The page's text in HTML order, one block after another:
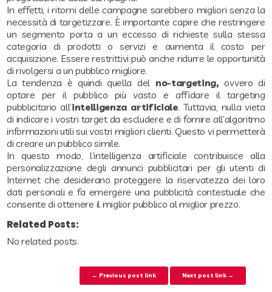
In effetti, i ritorni delle campagne sarebbero migliori senza la
necessità di targetizzare. È importante capire che restringere
un segmento porta a un eccesso di richieste sulla stessa
categoria di prodotti o servizi e aumenta il costo per
acquisizione. Essere restrittivi può anche ridurre le opportunità
di rivolgersi a un pubblico migliore.
La tendenza è quindi quella del no-targeting, ovvero di
optare per il pubblico più vasto e affidare il targeting
pubblicitario all’intelligenza artificiale. Tuttavia, nulla vieta
di indicare i vostri target da escludere e di fornire all’algoritmo
informazioni utili sui vostri migliori clienti. Questo vi permetterà
di creare un pubblico simile.
In questo modo, l’intelligenza artificiale contribuisce alla
personalizzazione degli annunci pubblicitari per gli utenti di
Internet che desiderano proteggere la riservatezza dei loro
dati personali e fa emergere una pubblicità contestuale che
consente di ottenere il miglior pubblico al miglior prezzo.
Related Posts:
No related posts.
Navigazione articoli
← Previous post link Next post link →